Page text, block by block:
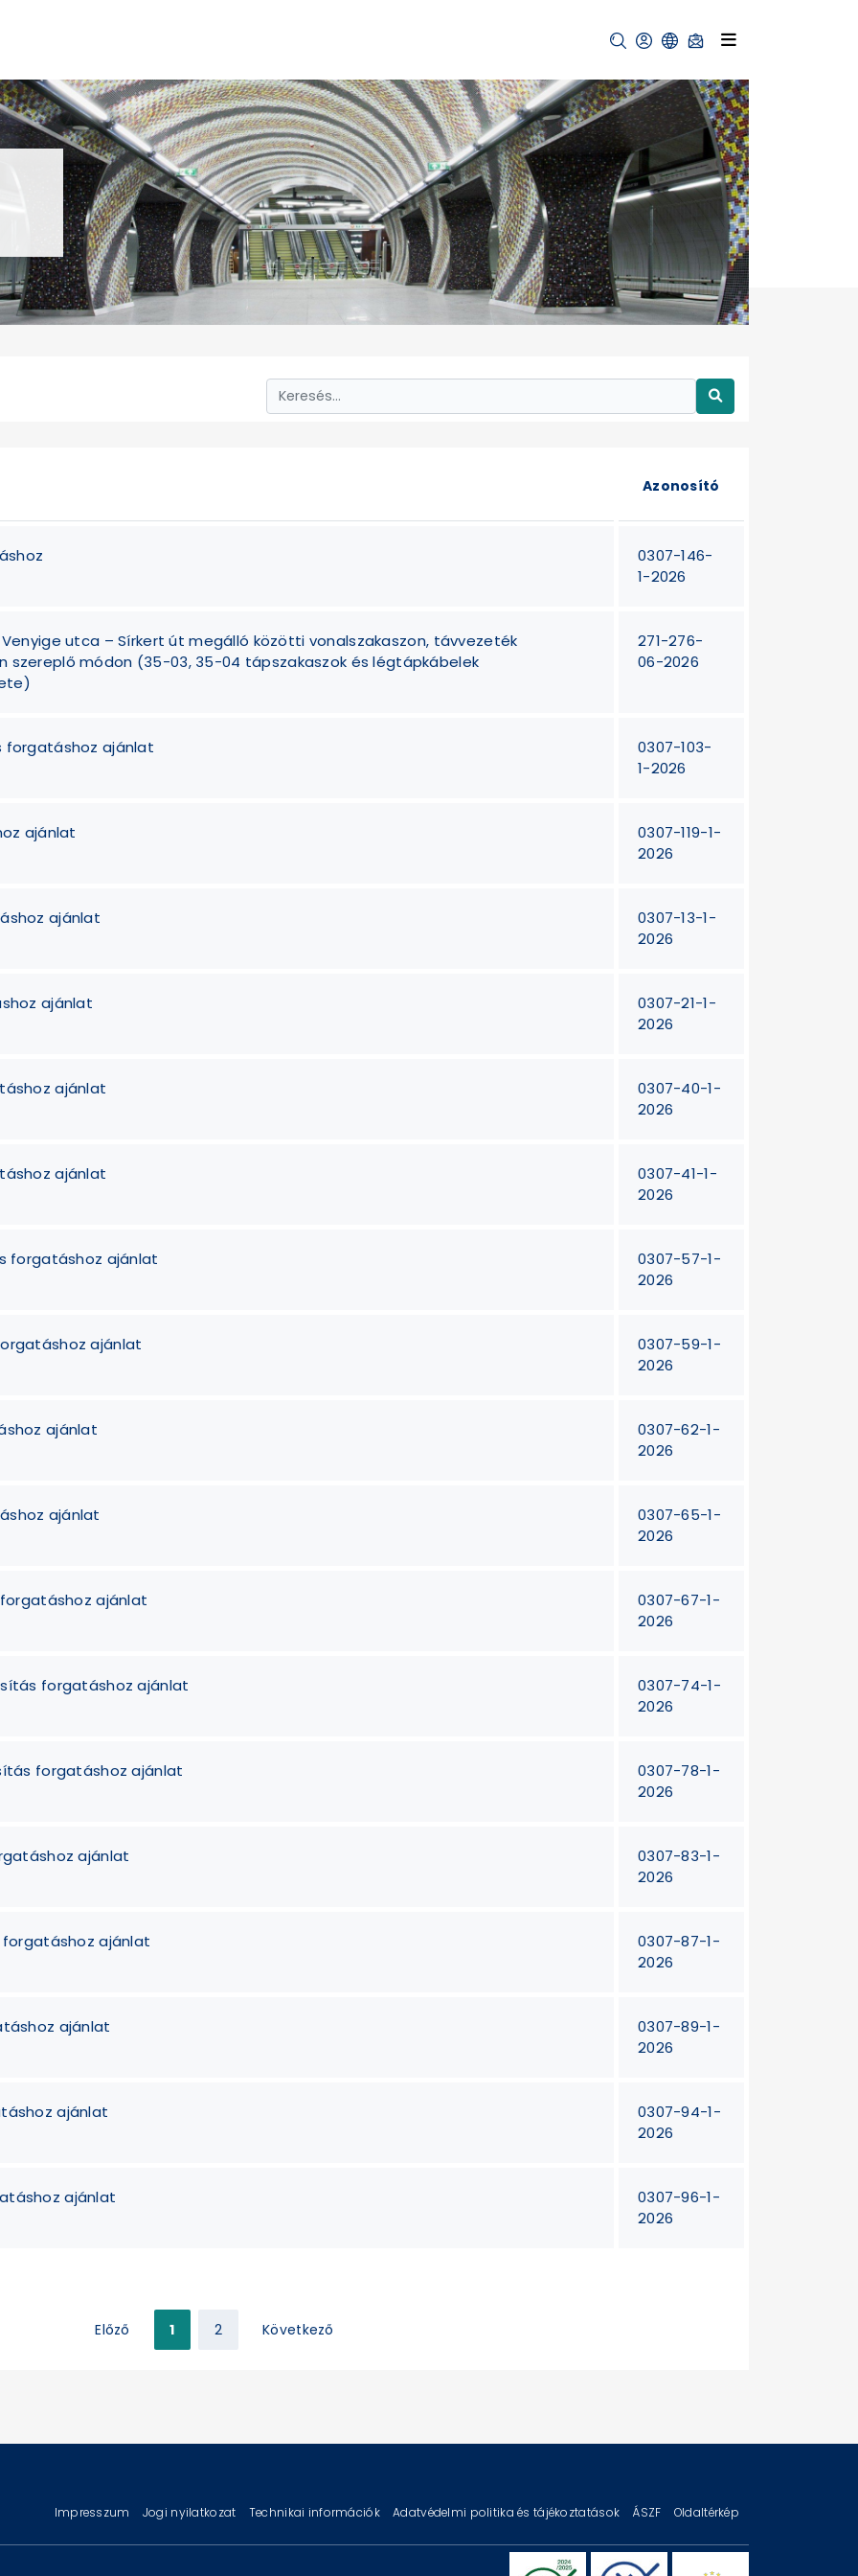
Azonosító
0307-146-
1-2026
utca – Sírkert út megálló közötti vonalszakaszon, távvezeték
szereplő módon (35-03, 35-04 tápszakaszok és légtápkábelek
271-276-
06-2026
forgatáshoz ajánlat
0307-103-
1-2026
ajánlat
0307-119-1-
2026
ajánlat
0307-13-1-
2026
ajánlat
0307-21-1-
2026
ajánlat
0307-40-1-
2026
ajánlat
0307-41-1-
2026
forgatáshoz ajánlat
0307-57-1-
2026
ajánlat
0307-59-1-
2026
ajánlat
0307-62-1-
2026
ajánlat
0307-65-1-
2026
ajánlat
0307-67-1-
2026
forgatáshoz ajánlat
0307-74-1-
2026
forgatáshoz ajánlat
0307-78-1-
2026
ajánlat
0307-83-1-
2026
forgatáshoz ajánlat
0307-87-1-
2026
ajánlat
0307-89-1-
2026
ajánlat
0307-94-1-
2026
ajánlat
0307-96-1-
2026
Előző 1 2 Következő
Impresszum Jogi nyilatkozat Technikai információk Adatvédelmi politika és tájékoztatások ÁSZF Oldaltérkép